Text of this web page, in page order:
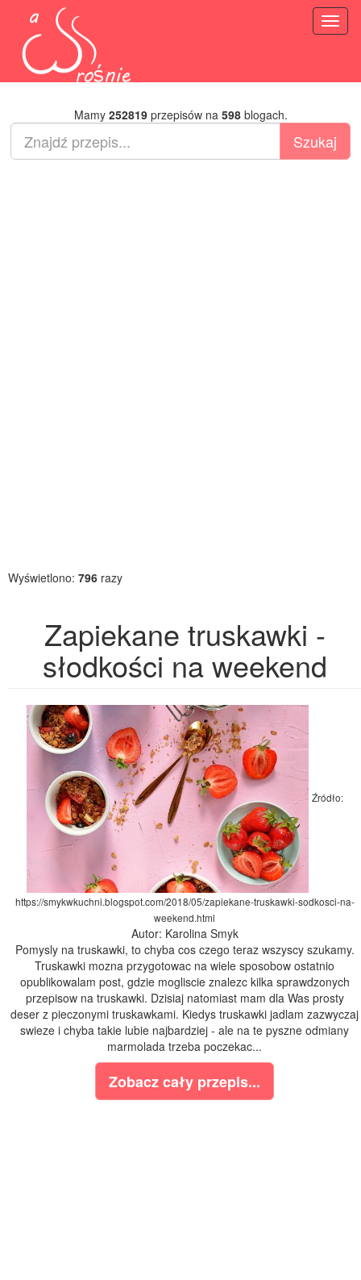
Mamy 252819przepisów na 598blogach.
Wyświetlono: 796 razy
Zapiekane truskawki -
słodkości na weekend
Źródło:
https://smykwkuchni.blogspot.com/2018/05/zapiekane-truskawki-sodkosci-na-
weekend.html
Autor: Karolina Smyk
Pomysly na truskawki, to chyba cos czego teraz wszyscy szukamy.
Truskawki mozna przygotowac na wiele sposobow ostatnio
opublikowalam post, gdzie mogliscie znalezc kilka sprawdzonych
przepisow na truskawki. Dzisiaj natomiast mam dla Was prosty
deser z pieczonymi truskawkami. Kiedys truskawki jadlam zazwyczaj
swieze i chyba takie lubie najbardziej - ale na te pyszne odmiany
marmolada trzeba poczekac...
Zobacz cały przepis...